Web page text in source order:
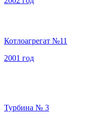
Котлоагрегат №11
2001 год
Турбина № 3